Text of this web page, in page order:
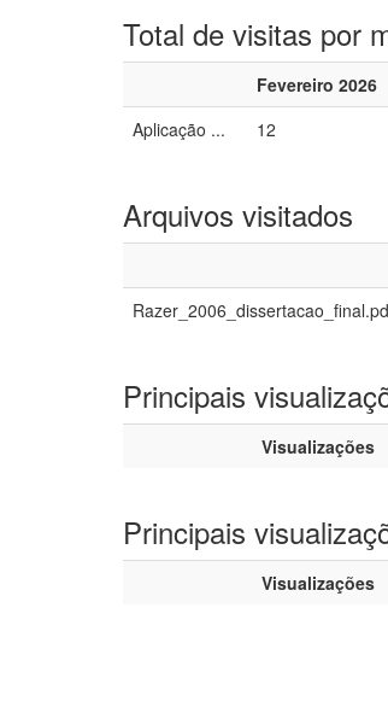
Total de visitas por
Fevereiro 2026
Aplicação ...
12
Arquivos visitados
Principais
Visualizações
Principais
Visualizações